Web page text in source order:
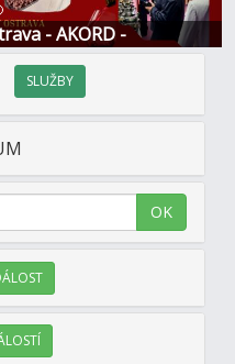
- AKORD -
SLUŽBY
OK